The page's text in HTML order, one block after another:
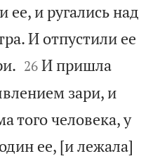
ее, и ругались над
И отпустили ее


26 И пришла
зари, и
того человека, у
ее, [и лежала]